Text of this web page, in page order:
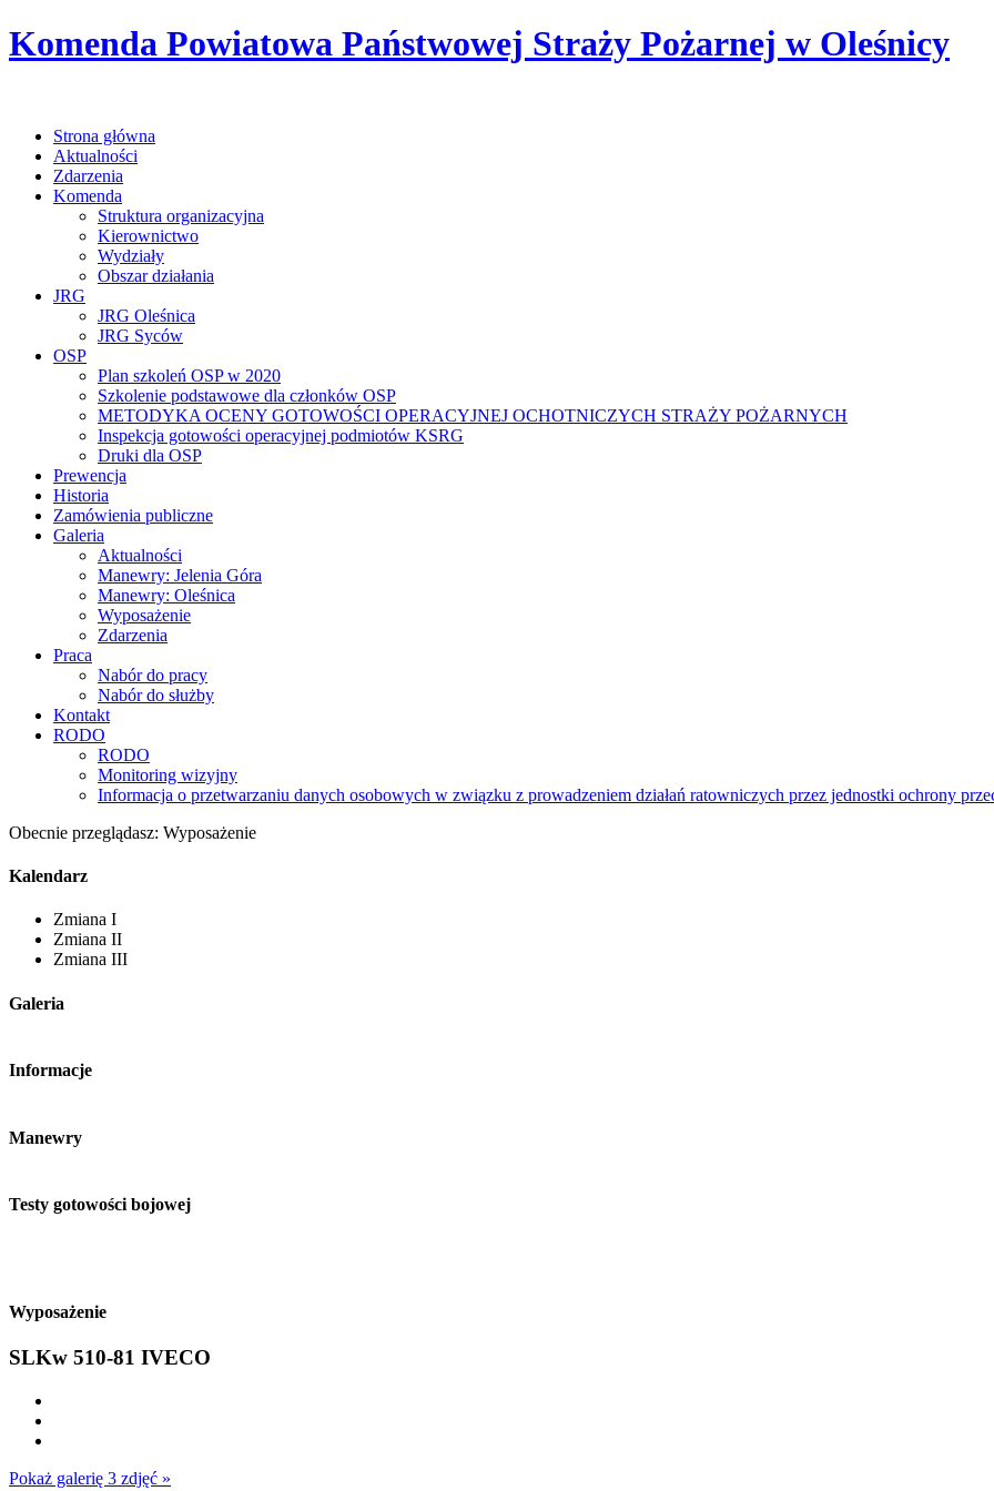
Komenda Powiatowa Państwowej Straży Pożarnej w Oleśnicy
Strona główna
Aktualności
Zdarzenia
Komenda
Struktura organizacyjna
Kierownictwo
Wydziały
Obszar działania
JRG
JRG Oleśnica
JRG Syców
OSP
Plan szkoleń OSP w 2020
Szkolenie podstawowe dla członków OSP
METODYKA OCENY GOTOWOŚCI OPERACYJNEJ OCHOTNICZYCH STRAŻY POŻARNYCH
Inspekcja gotowości operacyjnej podmiotów KSRG
Druki dla OSP
Prewencja
Historia
Zamówienia publiczne
Galeria
Aktualności
Manewry: Jelenia Góra
Manewry: Oleśnica
Wyposażenie
Zdarzenia
Praca
Nabór do pracy
Nabór do służby
Kontakt
RODO
RODO
Monitoring wizyjny
Informacja o przetwarzaniu danych osobowych w związku z prowadzeniem działań ratowniczych przez jednostki ochrony
Obecnie przeglądasz: Wyposażenie
Kalendarz
Zmiana I
Zmiana II
Zmiana III
Galeria
Informacje
Manewry
Testy gotowości bojowej
Wyposażenie
SLKw 510-81 IVECO
Pokaż galerię 3 zdjęć »